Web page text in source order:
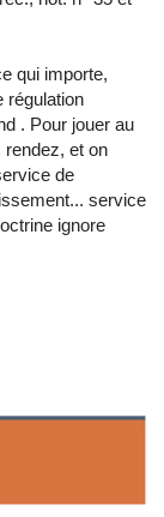
qui importe,
régulation
. Pour jouer au
rendez, et on
de
service
ignore